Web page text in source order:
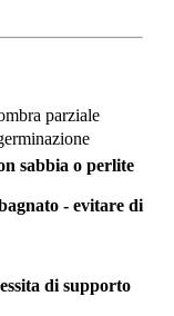
parziale
sabbia o perlite
- evitare di
di supporto